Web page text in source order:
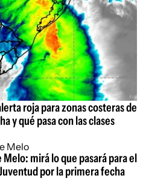
roja para zonas costeras de
y qué pasa con las clases
mirá lo que pasará para el
por la primera fecha